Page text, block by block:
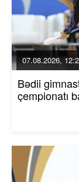
07.08.2026,
Bədii
çempionatı